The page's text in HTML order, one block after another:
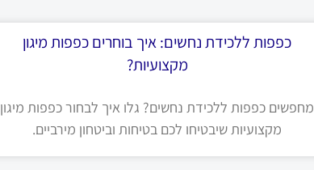
כפפות ללכידת נחשים: איך בוחרים כפפות מיגון
מקצועיות?
מחפשים כפפות ללכידת נחשים? גלו איך לבחור כפפות מיגון
מקצועיות שיבטיחו לכם בטיחות וביטחון מירביים.